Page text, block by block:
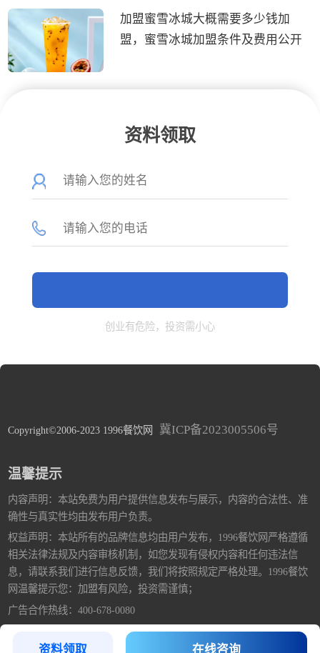
加盟蜜雪冰城大概需要多少钱加
盟，蜜雪冰城加盟条件及费用公开
资料领取
创业有危险，投资需小心
资料领取 在线咨询
Copyright©2006-2023 1996餐饮网 冀ICP备2023005506号
温馨提示
内容声明：本站免费为用户提供信息发布与展示，内容的合法性、准
确性与真实性均由发布用户负责。
权益声明：本站所有的品牌信息均由用户发布，1996餐饮网严格遵循
相关法律法规及内容审核机制，如您发现有侵权内容和任何违法信
息，请联系我们进行信息反馈，我们将按照规定严格处理。1996餐饮
网温馨提示您：加盟有风险，投资需谨慎；
广告合作热线：400-678-0080